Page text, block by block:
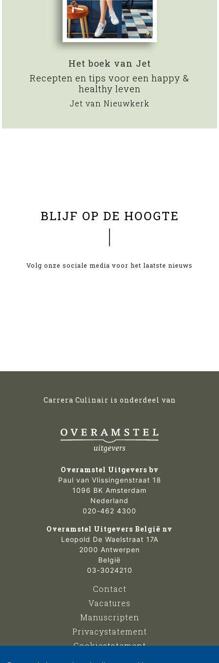
Het boek van Jet
Recepten en tips voor een happy &
healthy leven
Jet van Nieuwkerk
BLIJF OP DE HOOGTE
Volg onze sociale media voor het laatste nieuws
Carrera Culinair is onderdeel van
Overamstel Uitgevers bv
Paul van Vlissingenstraat 18
1096 BK Amsterdam
Nederland
020-462 4300
Overamstel Uitgevers België nv
Leopold De Waelstraat 17A
2000 Antwerpen
België
03-3024210
Contact
Vacatures
Manuscripten
Privacystatement
Cookiestatement